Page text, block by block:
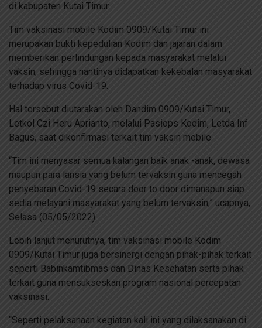
di kabupaten Kutai Timur.
Tim vaksinasi mobile Kodim 0909/Kutai Timur ini
merupakan bukti kepedulian Kodim dan jajaran dalam
memberikan perlindungan kepada masyarakat melalui
vaksin, sehingga nantinya didapatkan kekebalan masyarakat
terhadap virus Covid-19.
Hal tersebut diutarakan oleh Dandim 0909/Kutai Timur,
Letkol Czi Heru Aprianto, melalui Pasiops Kodim, Letda Inf
Bagus, saat dikonfirmasi terkait tim vaksin mobile.
“Tim ini menyasar semua kalangan baik anak -anak, dewasa
maupun para lansia yang belum tervaksin guna mencegah
penyebaran Covid-19 secara door to door dimanapun siap
sedia melayani masyarakat yang belum tervaksin,” ucapnya,
Selasa (05/05/2022).
Lebih lanjut menurutnya, tim vaksinasi mobile Kodim
0909/Kutai Timur juga bersinergi dengan pihak-pihak terkait
seperti Babinkamtibmas dan Dinas Kesehatan serta pihak
terkait guna mensukseskan program nasional percepatan
vaksinasi.
“Seperti pelaksanaan kegiatan kali ini yang dilaksanakan di